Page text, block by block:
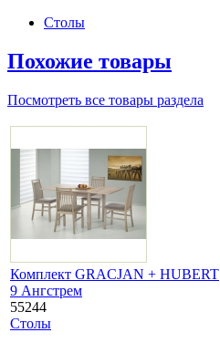
Столы
Похожие товары
Посмотреть все товары раздела
Комплект GRACJAN + HUBERT
9 Ангстрем
55244
Столы